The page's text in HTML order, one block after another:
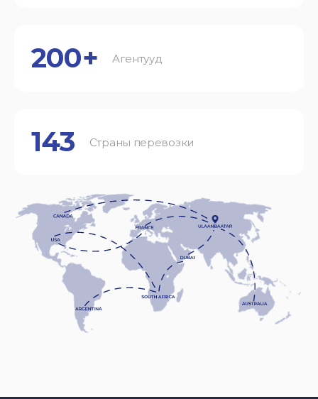
200+ Агентууд
143 Страны перевозки